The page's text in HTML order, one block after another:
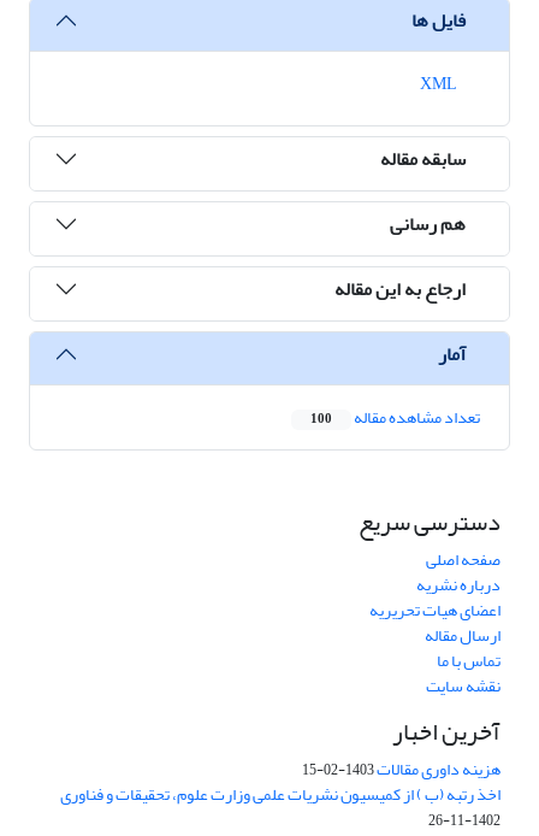
فایل ها
سابقه مقاله
هم رسانی
ارجاع به این مقاله
آمار
تعداد مشاهده مقاله 100
دسترسی سریع
صفحه اصلی
درباره نشریه
اعضای هیات تحریریه
ارسال مقاله
تماس با ما
نقشه سایت
آخرین اخبار
هزینه داوری مقالات1403-02-15
اخذ رتبه (ب ) از کمیسیون نشریات علمی وزارت علوم، تحقیقات و فناوری
1402-11-26